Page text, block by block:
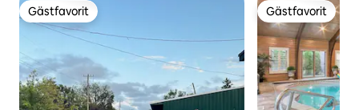
Gästfavorit
Gästfavorit Gästfavorit
Gästfavorit